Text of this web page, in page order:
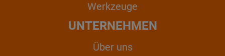
Werkzeuge
UNTERNEHMEN
Über uns